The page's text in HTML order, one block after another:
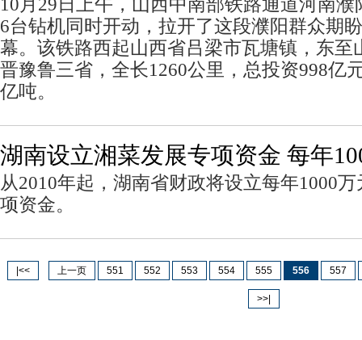
10月29日上午，山西中南部铁路通道河南
6台钻机同时开动，拉开了这段濮阳群众期
幕。该铁路西起山西省吕梁市瓦塘镇，东至
晋豫鲁三省，全长1260公里，总投资998亿
亿吨。
湖南设立湘菜发展专项资金 每年
从2010年起，湖南省财政将设立每年1000
项资金。
|<< 上一页 551 552 553 554 555 556 557
>>|